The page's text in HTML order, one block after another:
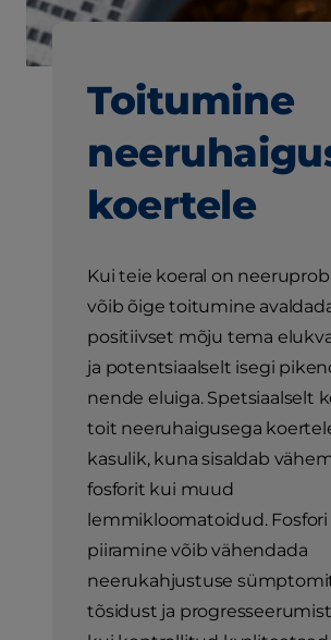
Toitumine
koertele
Kui teie koeral on
võib õige toitumine
positiivset mõju tema
ja potentsiaalselt isegi
nende eluiga. Spetsiaalselt
toit neeruhaigusega
kasulik, kuna sisaldab
fosforit kui muud
lemmikloomatoidud. Fosfori
piiramine võib vähendada
neerukahjustuse
tõsidust ja